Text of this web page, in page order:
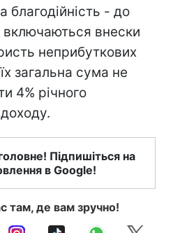
благодійність - до
включаються внески
неприбуткових
загальна сума не
4% річного
Підпишіться на
в Google!
там, де вам зручно!